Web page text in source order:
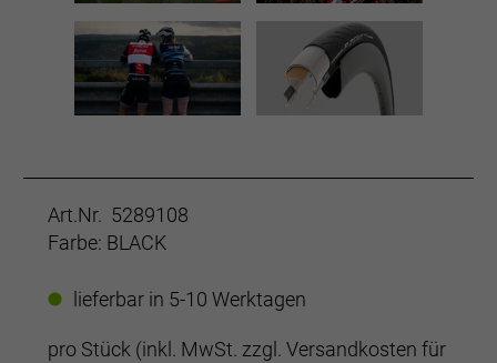
Art.Nr. 5289108
Farbe: BLACK
lieferbar in 5-10 Werktagen
pro Stück (inkl. MwSt. zzgl. Versandkosten für